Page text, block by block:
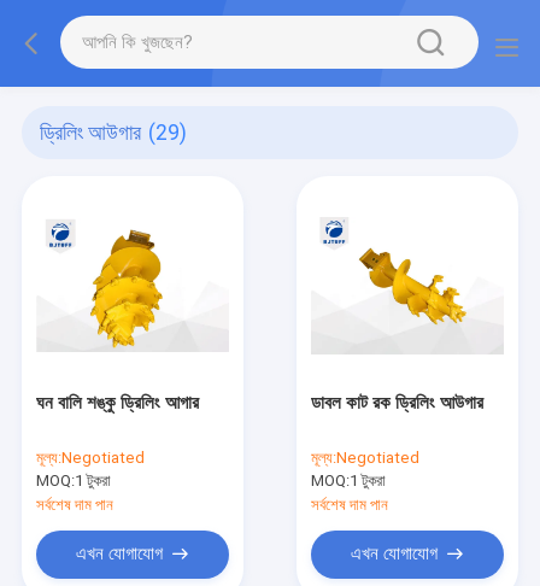
ড্রিলিং আউগার (29)
ঘন বালি শঙ্কু ড্রিলিং আগার
মূল্য:Negotiated
MOQ:1 টুকরা
সর্বশেষ দাম পান
এখন যোগাযোগ
ডাবল কাট রক ড্রিলিং আউগার
মূল্য:Negotiated
MOQ:1 টুকরা
সর্বশেষ দাম পান
এখন যোগাযোগ